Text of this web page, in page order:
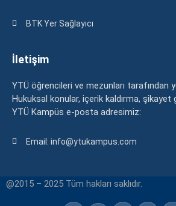
BTK Yer Sağlayıcı
İletişim
YTÜ öğrencileri ve mezunları tarafından
Hukuksal konular, içerik kaldırma, şikayet
YTÜ Kampüs e-posta adresimiz:
Email: info@ytukampus.com
@2015 – 2025 Tüm hakları saklıdır.